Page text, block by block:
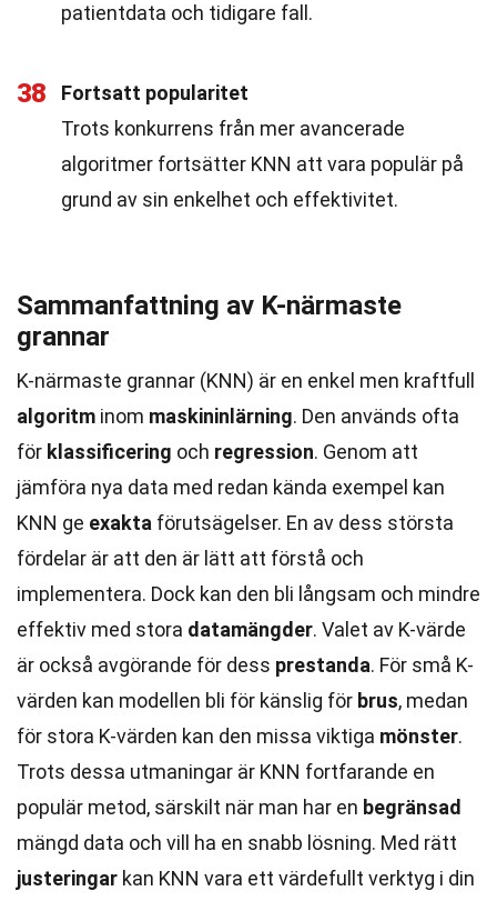
patientdata och tidigare fall.
38
Fortsatt popularitet
Trots konkurrens från mer avancerade
algoritmer fortsätter KNN att vara populär på
grund av sin enkelhet och effektivitet.
Sammanfattning av K-närmaste
grannar
K-närmaste grannar (KNN) är en enkel men kraftfull
algoritm inom maskininlärning. Den används ofta
för klassificering och regression. Genom att
jämföra nya data med redan kända exempel kan
KNN ge exakta förutsägelser. En av dess största
fördelar är att den är lätt att förstå och
implementera. Dock kan den bli långsam och mindre
effektiv med stora datamängder. Valet av K-värde
är också avgörande för dess prestanda. För små K-
värden kan modellen bli för känslig för brus, medan
för stora K-värden kan den missa viktiga mönster.
Trots dessa utmaningar är KNN fortfarande en
populär metod, särskilt när man har en begränsad
mängd data och vill ha en snabb lösning. Med rätt
justeringar kan KNN vara ett värdefullt verktyg i din